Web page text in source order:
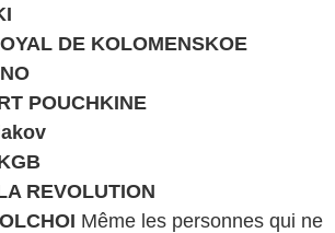
DE KOLOMENSKOE
POUCHKINE
REVOLUTION
Même les personnes qui ne